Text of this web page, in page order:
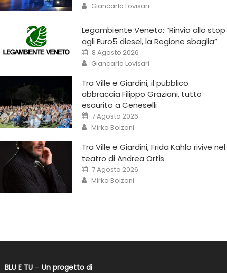
Giancarlo Lovisari
Legambiente Veneto: “Rinvio allo stop
agli Euro5 diesel, la Regione sbaglia”
8 Agosto 2026
Giancarlo Lovisari
Tra Ville e Giardini, il pubblico
abbraccia Filippo Graziani, tutto
esaurito a Ceneselli
7 Agosto 2026
Mirko Bolzoni
Tra Ville e Giardini, Frida Kahlo rivive nel
teatro di Andrea Ortis
7 Agosto 2026
Mirko Bolzoni
BLU E TU– Un progetto di